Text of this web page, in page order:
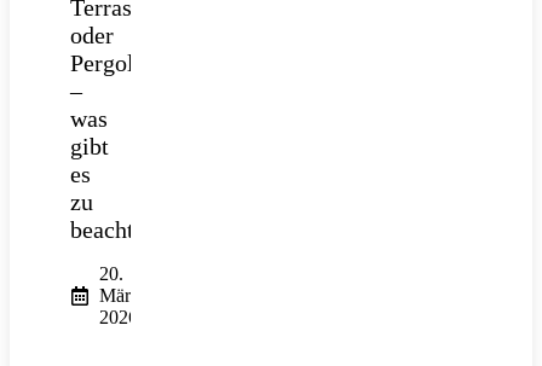
Terrasse
oder
Pergola
–
was
gibt
es
zu
beachten?
20.
März
2026